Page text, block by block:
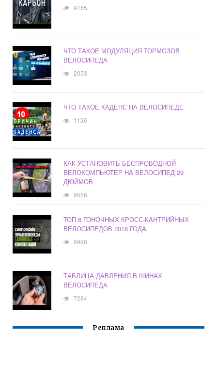
9765
ЧТО ТАКОЕ МОДУЛЯЦИЯ ТОРМОЗОВ
ВЕЛОСИПЕДА
2053
ЧТО ТАКОЕ КАДЕНС НА ВЕЛОСИПЕДЕ
1126
КАК УСТАНОВИТЬ БЕСПРОВОДНОЙ
ВЕЛОКОМПЬЮТЕР НА ВЕЛОСИПЕД 29
ДЮЙМОВ
9556
ТОП 6 ГОНОЧНЫХ КРОСС-КАНТРИЙНЫХ
ВЕЛОСИПЕДОВ 2018 ГОДА
9996
ТАБЛИЦА ДАВЛЕНИЯ В ШИНАХ
ВЕЛОСИПЕДА
7284
Реклама